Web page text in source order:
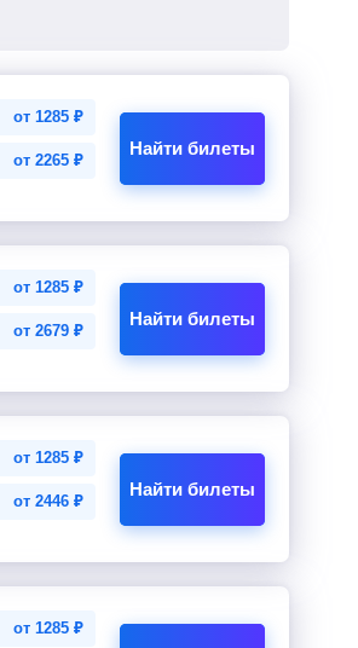
от 1285 ₽
от 2265 ₽
Найти билеты
от 1285 ₽
от 2679 ₽
Найти билеты
от 1285 ₽
от 2446 ₽
Найти билеты
от 1285 ₽